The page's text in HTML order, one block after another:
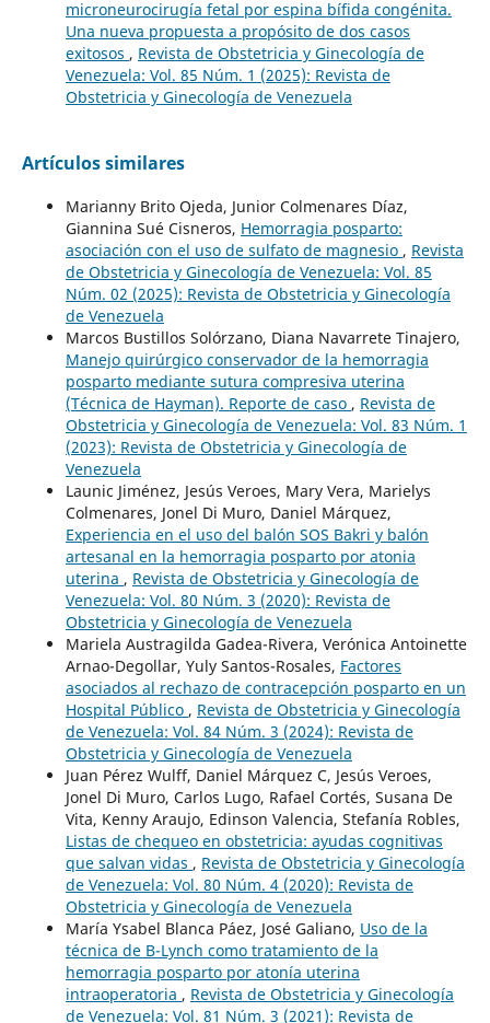
microneurocirugía fetal por espina bífida congénita.
Una nueva propuesta a propósito de dos casos
exitosos , Revista de Obstetricia y Ginecología de
Venezuela: Vol. 85 Núm. 1 (2025): Revista de
Obstetricia y Ginecología de Venezuela
Artículos similares
Marianny Brito Ojeda, Junior Colmenares Díaz,
Giannina Sué Cisneros, Hemorragia posparto:
asociación con el uso de sulfato de magnesio , Revista
de Obstetricia y Ginecología de Venezuela: Vol. 85
Núm. 02 (2025): Revista de Obstetricia y Ginecología
de Venezuela
Marcos Bustillos Solórzano, Diana Navarrete Tinajero,
Manejo quirúrgico conservador de la hemorragia
posparto mediante sutura compresiva uterina
(Técnica de Hayman). Reporte de caso , Revista de
Obstetricia y Ginecología de Venezuela: Vol. 83 Núm. 1
(2023): Revista de Obstetricia y Ginecología de
Venezuela
Launic Jiménez, Jesús Veroes, Mary Vera, Marielys
Colmenares, Jonel Di Muro, Daniel Márquez,
Experiencia en el uso del balón SOS Bakri y balón
artesanal en la hemorragia posparto por atonia
uterina , Revista de Obstetricia y Ginecología de
Venezuela: Vol. 80 Núm. 3 (2020): Revista de
Obstetricia y Ginecología de Venezuela
Mariela Austragilda Gadea-Rivera, Verónica Antoinette
Arnao-Degollar, Yuly Santos-Rosales, Factores
asociados al rechazo de contracepción posparto en un
Hospital Público , Revista de Obstetricia y Ginecología
de Venezuela: Vol. 84 Núm. 3 (2024): Revista de
Obstetricia y Ginecología de Venezuela
Juan Pérez Wulff, Daniel Márquez C, Jesús Veroes,
Jonel Di Muro, Carlos Lugo, Rafael Cortés, Susana De
Vita, Kenny Araujo, Edinson Valencia, Stefanía Robles,
Listas de chequeo en obstetricia: ayudas cognitivas
que salvan vidas , Revista de Obstetricia y Ginecología
de Venezuela: Vol. 80 Núm. 4 (2020): Revista de
Obstetricia y Ginecología de Venezuela
María Ysabel Blanca Páez, José Galiano, Uso de la
técnica de B-Lynch como tratamiento de la
hemorragia posparto por atonía uterina
intraoperatoria , Revista de Obstetricia y Ginecología
de Venezuela: Vol. 81 Núm. 3 (2021): Revista de